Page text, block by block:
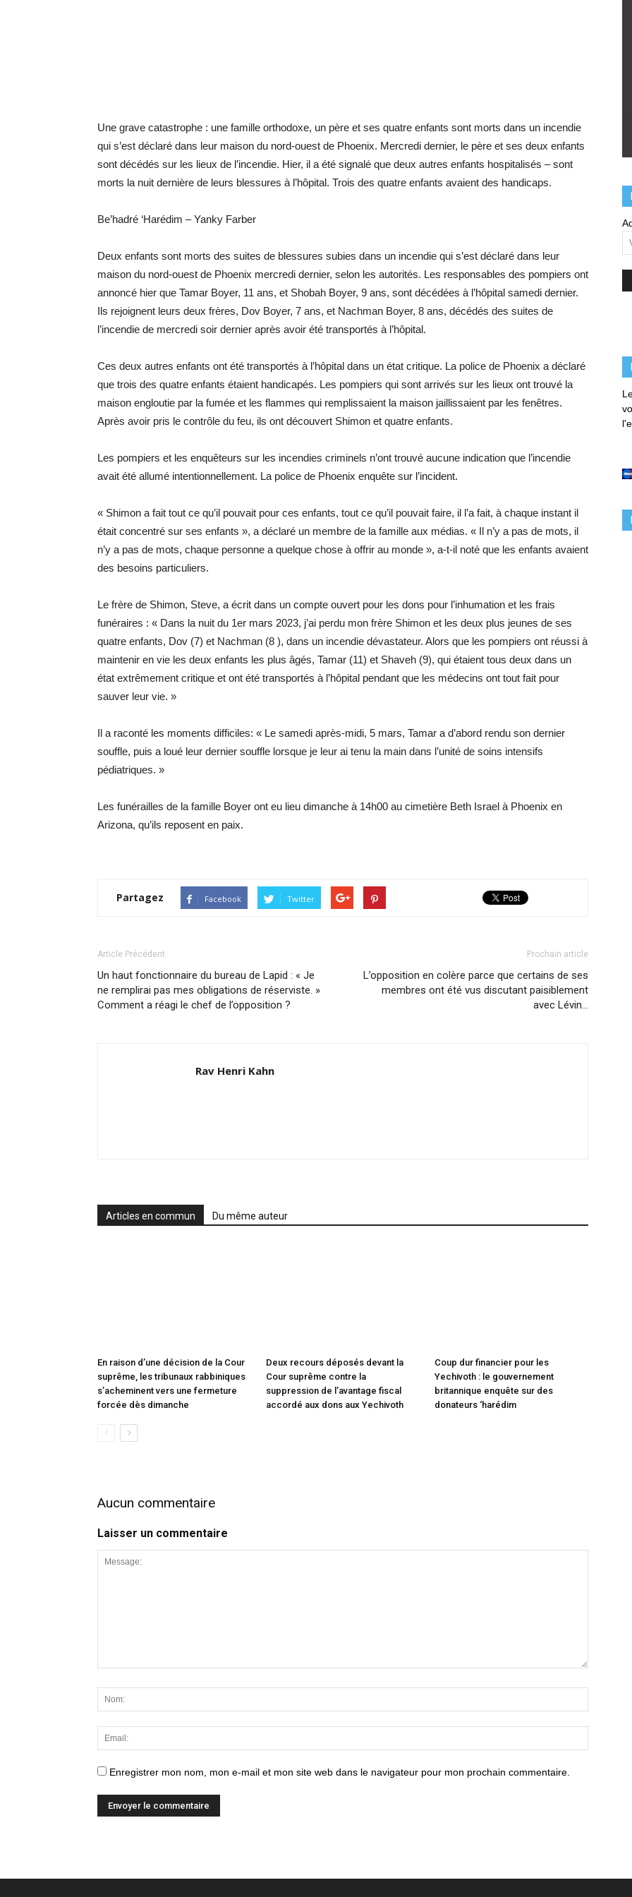
Une grave catastrophe : une famille orthodoxe, un père et ses quatre enfants sont morts dans un incendie
qui s’est déclaré dans leur maison du nord-ouest de Phoenix. Mercredi dernier, le père et ses deux enfants
sont décédés sur les lieux de l’incendie. Hier, il a été signalé que deux autres enfants hospitalisés – sont
morts la nuit dernière de leurs blessures à l’hôpital. Trois des quatre enfants avaient des handicaps.
Be’hadré ‘Harédim – Yanky Farber
Deux enfants sont morts des suites de blessures subies dans un incendie qui s’est déclaré dans leur
maison du nord-ouest de Phoenix mercredi dernier, selon les autorités. Les responsables des pompiers ont
annoncé hier que Tamar Boyer, 11 ans, et Shobah Boyer, 9 ans, sont décédées à l’hôpital samedi dernier.
Ils rejoignent leurs deux frères, Dov Boyer, 7 ans, et Nachman Boyer, 8 ans, décédés des suites de
l’incendie de mercredi soir dernier après avoir été transportés à l’hôpital.
Ces deux autres enfants ont été transportés à l’hôpital dans un état critique. La police de Phoenix a déclaré
que trois des quatre enfants étaient handicapés. Les pompiers qui sont arrivés sur les lieux ont trouvé la
maison engloutie par la fumée et les flammes qui remplissaient la maison jaillissaient par les fenêtres.
Après avoir pris le contrôle du feu, ils ont découvert Shimon et quatre enfants.
Les pompiers et les enquêteurs sur les incendies criminels n’ont trouvé aucune indication que l’incendie
avait été allumé intentionnellement. La police de Phoenix enquête sur l’incident.
« Shimon a fait tout ce qu’il pouvait pour ces enfants, tout ce qu’il pouvait faire, il l’a fait, à chaque instant il
était concentré sur ses enfants », a déclaré un membre de la famille aux médias. « Il n’y a pas de mots, il
n’y a pas de mots, chaque personne a quelque chose à offrir au monde », a-t-il noté que les enfants avaient
des besoins particuliers.
Le frère de Shimon, Steve, a écrit dans un compte ouvert pour les dons pour l’inhumation et les frais
funéraires : « Dans la nuit du 1er mars 2023, j’ai perdu mon frère Shimon et les deux plus jeunes de ses
quatre enfants, Dov (7) et Nachman (8 ), dans un incendie dévastateur. Alors que les pompiers ont réussi à
maintenir en vie les deux enfants les plus âgés, Tamar (11) et Shaveh (9), qui étaient tous deux dans un
état extrêmement critique et ont été transportés à l’hôpital pendant que les médecins ont tout fait pour
sauver leur vie. »
Il a raconté les moments difficiles: « Le samedi après-midi, 5 mars, Tamar a d’abord rendu son dernier
souffle, puis a loué leur dernier souffle lorsque je leur ai tenu la main dans l’unité de soins intensifs
pédiatriques. »
Les funérailles de la famille Boyer ont eu lieu dimanche à 14h00 au cimetière Beth Israel à Phoenix en
Arizona, qu’ils reposent en paix.
Partagez Facebook Twitter
Article Précédent
Un haut fonctionnaire du bureau de Lapid : « Je
ne remplirai pas mes obligations de réserviste. »
Comment a réagi le chef de l’opposition ?
Prochain article
L’opposition en colère parce que certains de ses
membres ont été vus discutant paisiblement
avec Lévin…
Rav Henri Kahn
Articles en commun Du même auteur
En raison d’une décision de la Cour
suprême, les tribunaux rabbiniques
s’acheminent vers une fermeture
forcée dès dimanche
Deux recours déposés devant la
Cour suprême contre la
suppression de l’avantage fiscal
accordé aux dons aux Yechivoth
Coup dur financier pour les
Yechivoth : le gouvernement
britannique enquête sur des
donateurs ‘harédim
Aucun commentaire
Laisser un commentaire
Enregistrer mon nom, mon e-mail et mon site web dans le navigateur pour mon prochain commentaire.